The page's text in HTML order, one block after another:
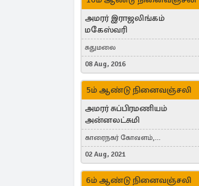
அமரர் இராஜலிங்கம்
மகேஸ்வரி
சுதுமலை
08 Aug, 2016
5ம் ஆண்டு நினைவஞ்சலி
அமரர் சுப்பிரமணியம்
அன்னலட்சுமி
காரைநகர் கோவளம்,
வெள்ளவத்தை
02 Aug, 2021
6ம் ஆண்டு நினைவஞ்சலி